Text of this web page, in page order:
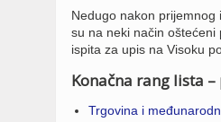
Nedugo nakon
su na neki način
ispita za upis na Visoku
Konačna rang lista
Trgovina i